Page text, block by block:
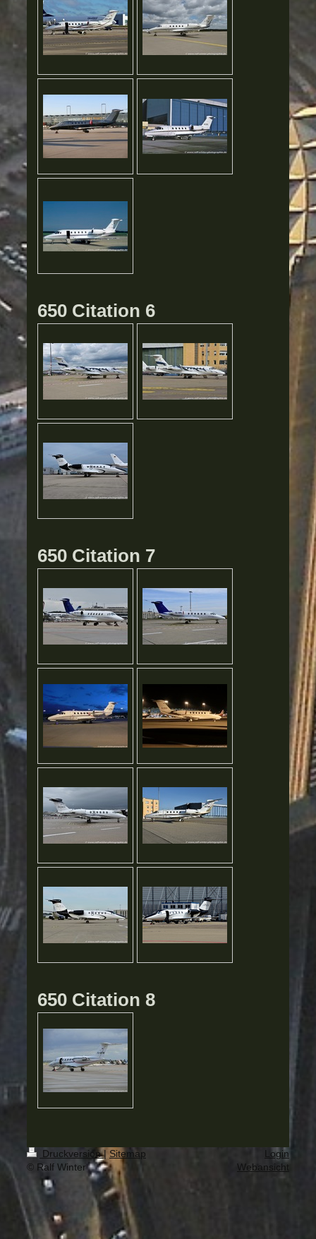
650 Citation 6
650 Citation 7
650 Citation 8
Druckversion| Sitemap
© Ralf Winter
Login
Webansicht